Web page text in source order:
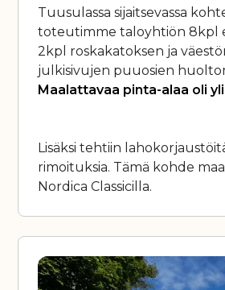
Tuusulassa sijaitsevassa
toteutimme taloyhtiön 8kpl
2kpl roskakatoksen ja
julkisivujen puuosien
Maalattavaa pinta-alaa oli
Lisäksi tehtiin
rimoituksia. Tämä kohde
Nordica Classicilla.